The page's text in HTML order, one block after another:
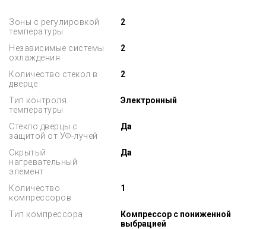
Зоны с регулировкой
температуры
2
Независимые системы
охлаждения
2
Количество стекол в
дверце
2
Тип контроля
температуры
Электронный
Стекло дверцы с
защитой от УФ-лучей
Да
Скрытый
нагревательный
элемент
Да
Количество
компрессоров
1
Тип компрессора
Компрессор с пониженной
выбрацией